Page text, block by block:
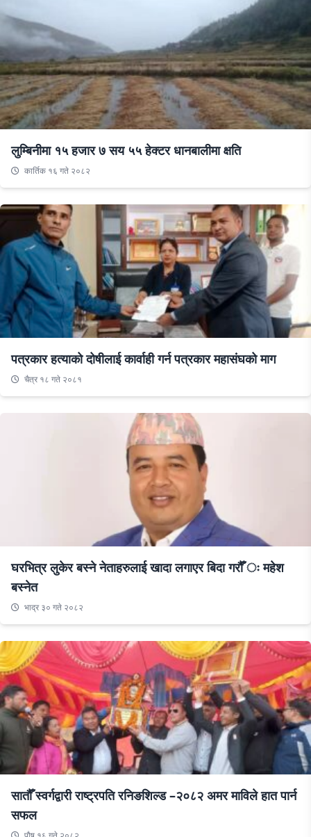
लुम्बिनीमा १५ हजार ७ सय ५५ हेक्टर धानबालीमा क्षति
कार्तिक १६ गते २०८२
पत्रकार हत्याको दोषीलाई कार्वाही गर्न पत्रकार महासंघको माग
चैत्र १८ गते २०८१
घरभित्र लुकेर बस्ने नेताहरुलाई खादा लगाएर बिदा गरौँ ः महेश
बस्नेत
भाद्र ३० गते २०८२
सातौँ स्वर्गद्वारी राष्ट्रपति रनिङशिल्ड –२०८२ अमर माविले हात पार्न
सफल